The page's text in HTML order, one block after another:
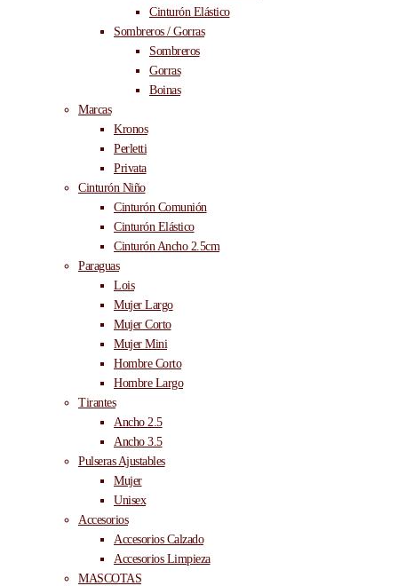
Cinturón Elástico
Sombreros / Gorras
Sombreros
Gorras
Boinas
Marcas
Kronos
Perletti
Privata
Cinturón Niño
Cinturón Comunión
Cinturón Elástico
Cinturón Ancho 2.5cm
Paraguas
Lois
Mujer Largo
Mujer Corto
Mujer Mini
Hombre Corto
Hombre Largo
Tirantes
Ancho 2.5
Ancho 3.5
Pulseras Ajustables
Mujer
Unisex
Accesorios
Accesorios Calzado
Accesorios Limpieza
MASCOTAS